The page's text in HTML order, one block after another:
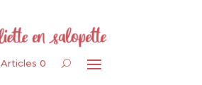
Articles 0